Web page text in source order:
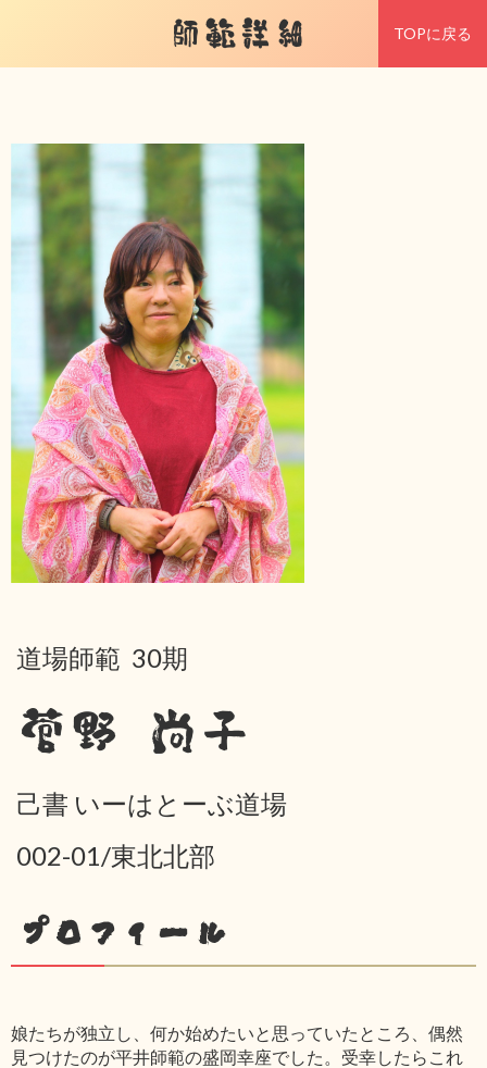
師範詳細 TOPに戻る
道場師範 30期
菅野 尚子
己書 いーはとーぶ道場
002-01/東北北部
プロフィール
娘たちが独立し、何か始めたいと思っていたところ、偶然
見つけたのが平井師範の盛岡幸座でした。受幸したらこれ